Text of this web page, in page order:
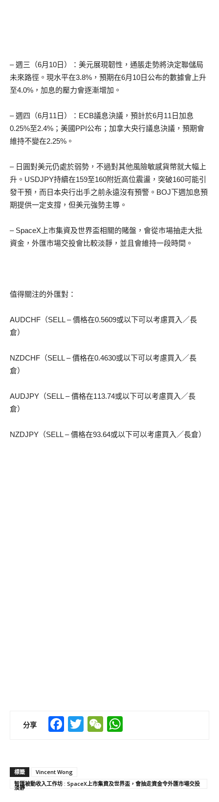
– 週三（6月10日）：美元展現韌性，通脹走勢將決定聯儲局
未來路徑。現水平在3.8%，預期在6月10日公布的數據會上升
至4.0%，加息的壓力會逐漸增加。
– 週四（6月11日）：ECB議息決議，預計於6月11日加息
0.25%至2.4%；美國PPI公布；加拿大央行議息決議，預期會
維持不變在2.25%。
– 日圓對美元仍處於弱勢，不過對其他風險敏感貨幣就大幅上
升。USDJPY持續在159至160附近高位震盪，突破160可能引
發干預，而日本央行出手之前永遠沒有預警。BOJ下週加息預
期提供一定支撐，但美元強勢主導。
– SpaceX上市集資及世界盃相關的賭盤，會從市場抽走大批
資金，外匯市場交投會比較淡靜，並且會維持一段時間。
值得關注的外匯對：
AUDCHF（SELL – 價格在0.5609或以下可以考慮買入／長
倉）
NZDCHF（SELL – 價格在0.4630或以下可以考慮買入／長
倉）
AUDJPY（SELL – 價格在113.74或以下可以考慮買入／長
倉）
NZDJPY（SELL – 價格在93.64或以下可以考慮買入／長倉）
分享 Facebook
TwitterWeChat
標籤
Vincent Wong
智匯被動收入工作坊 : SpaceX上市集資及世界盃，會抽走資金令外匯市場交投
淡靜